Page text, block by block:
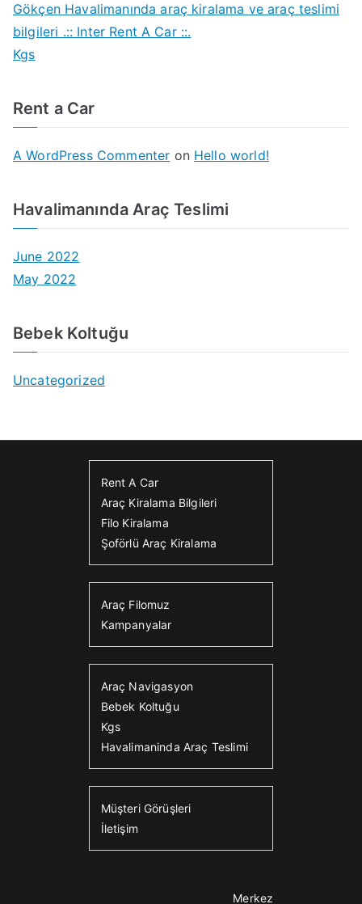
Gökçen Havalimanında araç kiralama ve araç teslimi
bilgileri .:: Inter Rent A Car ::.
Kgs
Rent a Car
A WordPress Commenter on Hello world!
Havalimanında Araç Teslimi
June 2022
May 2022
Bebek Koltuğu
Uncategorized
Rent A Car
Araç Kiralama Bilgileri
Filo Kiralama
Şoförlü Araç Kiralama
Araç Filomuz
Kampanyalar
Araç Navigasyon
Bebek Koltuğu
Kgs
Havalimaninda Araç Teslimi
Müşteri Görüşleri
İletişim
Merkez